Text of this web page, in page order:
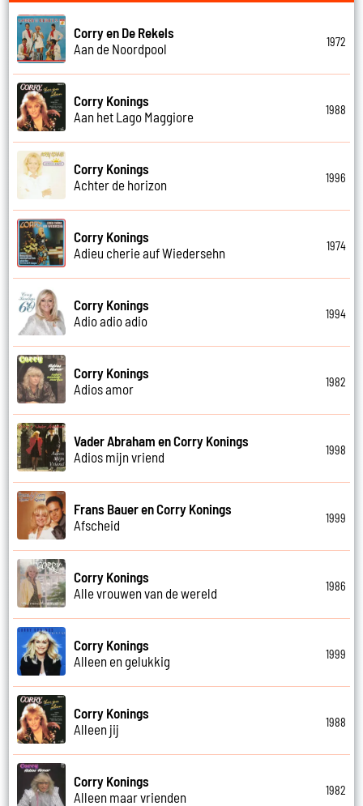
Corry en De Rekels
Aan de Noordpool
1972
Corry Konings
Aan het Lago Maggiore
1988
Corry Konings
Achter de horizon
1996
Corry Konings
Adieu cherie auf Wiedersehn
1974
Corry Konings
Adio adio adio
1994
Corry Konings
Adios amor
1982
Vader Abraham en Corry Konings
Adios mijn vriend
1998
Frans Bauer en Corry Konings
Afscheid
1999
Corry Konings
Alle vrouwen van de wereld
1986
Corry Konings
Alleen en gelukkig
1999
Corry Konings
Alleen jij
1988
Corry Konings
Alleen maar vrienden
1982